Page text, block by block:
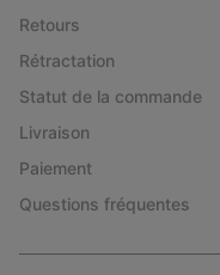
Retours
Rétractation
Statut de la commande
Livraison
Paiement
Questions fréquentes